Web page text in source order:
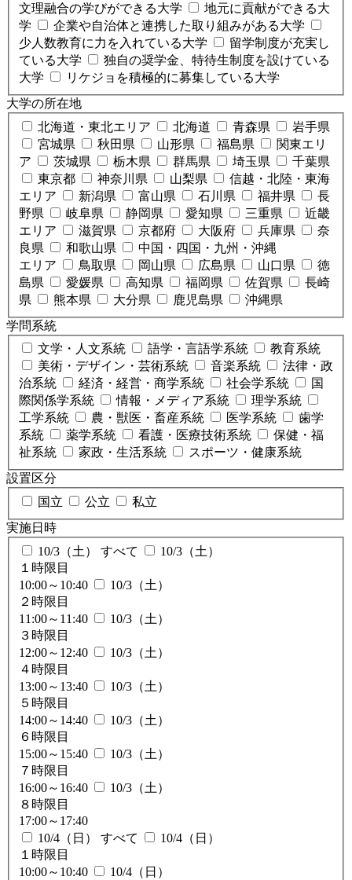
文理融合の学びができる大学
地元に貢献ができる大
学
企業や自治体と連携した取り組みがある大学
少人数教育に力を入れている大学
留学制度が充実し
ている大学
独自の奨学金、特待生制度を設けている
大学
リケジョを積極的に募集している大学
大学の所在地
北海道・東北エリア
北海道 青森県
岩手県
宮城県
秋田県 山形県 福島県
関東エリ
ア
茨城県 栃木県 群馬県 埼玉県
千葉県
東京都
神奈川県 山梨県
信越・北陸・東海
エリア
新潟県 富山県 石川県 福井県
長
野県
岐阜県 静岡県 愛知県 三重県
近畿
エリア
滋賀県 京都府 大阪府 兵庫県
奈
良県
和歌山県
中国・四国・九州・沖縄
エリア
鳥取県 岡山県 広島県 山口県
徳
島県
愛媛県 高知県 福岡県 佐賀県
長崎
県
熊本県 大分県 鹿児島県
沖縄県
学問系統
文学・人文系統
語学・言語学系統
教育系統
美術・デザイン・芸術系統
音楽系統
法律・政
治系統
経済・経営・商学系統 社会学系統
国
際関係学系統
情報・メディア系統
理学系統
工学系統
農・獣医・畜産系統 医学系統
歯学
系統
薬学系統 看護・医療技術系統
保健・福
祉系統
家政・生活系統
スポーツ・健康系統
設置区分
国立
公立
私立
実施日時
10/3（土） すべて
10/3（土）
１時限目
10:00～10:40
10/3（土）
２時限目
11:00～11:40
10/3（土）
３時限目
12:00～12:40
10/3（土）
４時限目
13:00～13:40
10/3（土）
５時限目
14:00～14:40
10/3（土）
６時限目
15:00～15:40
10/3（土）
７時限目
16:00～16:40
10/3（土）
８時限目
17:00～17:40
10/4（日） すべて
10/4（日）
１時限目
10:00～10:40
10/4（日）